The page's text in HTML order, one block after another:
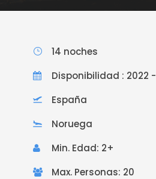
14 noches
Disponibilidad : 2022
España
Noruega
Min. Edad: 2+
Max. Personas: 20